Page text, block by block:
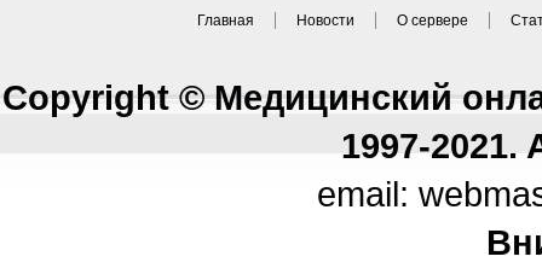
Главная Новости О сервере
Copyright © Медицинский
1997-2021.
email: